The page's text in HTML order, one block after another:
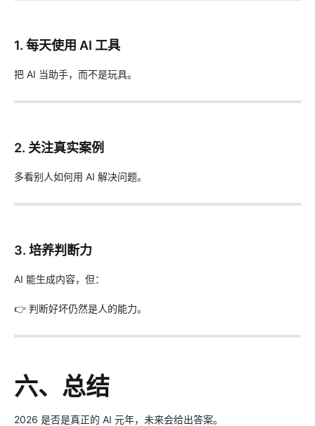
1. 每天使用 AI 工具
把 AI 当助手，而不是玩具。
2. 关注真实案例
多看别人如何用 AI 解决问题。
3. 培养判断力
AI 能生成内容，但：
👉 判断好坏仍然是人的能力。
六、总结
2026 是否是真正的 AI 元年，未来会给出答案。